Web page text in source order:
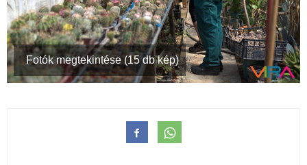
Fotók megtekintése (15 db kép)